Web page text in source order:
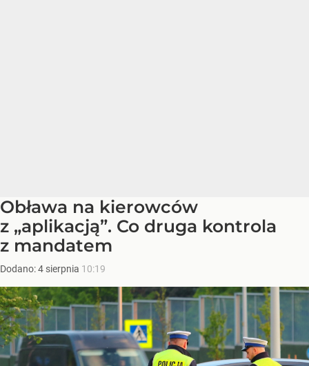
Obława na kierowców
z „aplikacją”. Co druga kontrola
z mandatem
Dodano:4 sierpnia 10:19